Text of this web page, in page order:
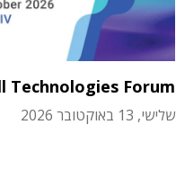
Technologies Forum
שלישי, 13 באוקטובר 2026